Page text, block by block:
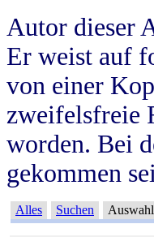
Autor dieser
Er weist auf
von einer
zweifelsfreie
worden. Bei
gekommen
Alles Suchen Auswahl